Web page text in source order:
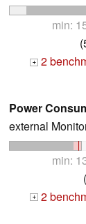
min:
+ 2
Power
external
min:
+ 2